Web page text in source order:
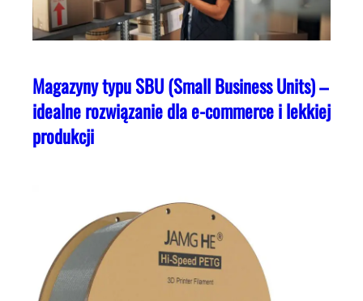
Magazyny typu SBU (Small Business Units) –
idealne rozwiązanie dla e-commerce i lekkiej
produkcji